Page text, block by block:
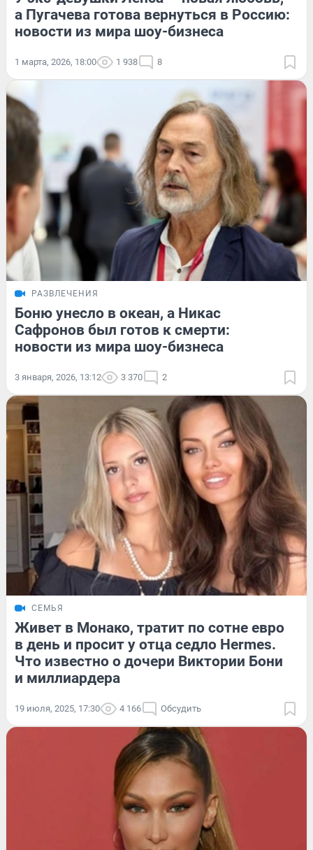
а Пугачева готова вернуться в Россию:
новости из мира шоу-бизнеса
1 марта, 2026, 18:00 1 938 8
РАЗВЛЕЧЕНИЯ
Боню унесло в океан, а Никас
Сафронов был готов к смерти:
новости из мира шоу-бизнеса
3 января, 2026, 13:12 3 370 2
СЕМЬЯ
Живет в Монако, тратит по сотне евро
в день и просит у отца седло Hermes.
Что известно о дочери Виктории Бони
и миллиардера
19 июля, 2025, 17:30 4 166 Обсудить